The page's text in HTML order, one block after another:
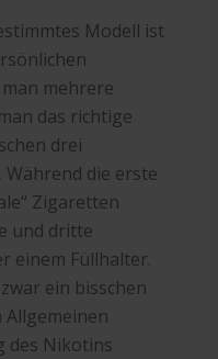
Modell ist
mehrere
das richtige
drei
die erste
Zigaretten
und dritte
einem Füllhalter.
ein bisschen
Allgemeinen
des Nikotins